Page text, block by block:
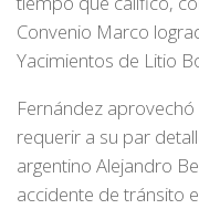
Convenio Marco
Yacimientos de Litio
Fernández
requerir a su par
argentino Alejandro
accidente de tránsito